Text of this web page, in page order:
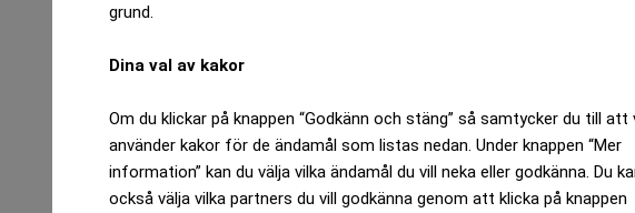
grund.
Dina val av kakor
Om du klickar på knappen “Godkänn och stäng” så samtycker du till att
använder kakor för de ändamål som listas nedan. Under knappen “Mer
information” kan du välja vilka ändamål du vill neka eller godkänna. Du
också välja vilka partners du vill godkänna genom att klicka på knappen